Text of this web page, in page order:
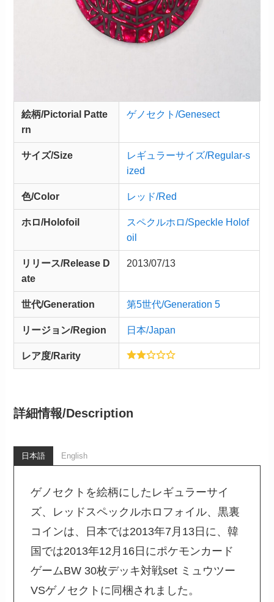
絵柄/Pictorial Patte
rn
ゲノセクト/Genesect
サイズ/Size
レギュラーサイズ/Regular-s
ized
色/Color レッド/Red
ホロ/Holofoil
スペクルホロ/Speckle Holof
oil
リリース/Release D
ate
2013/07/13
世代/Generation 第5世代/Generation 5
リージョン/Region 日本/Japan
レア度/Rarity
詳細情報/Description
日本語 English
ゲノセクトを絵柄にしたレギュラーサイ
ズ、レッドスペックルホロフォイル、黒裏
コインは、日本では2013年7月13日に、韓
国では2013年12月16日にポケモンカード
ゲームBW 30枚デッキ対戦set ミュウツー
VSゲノセクトに同梱されました。